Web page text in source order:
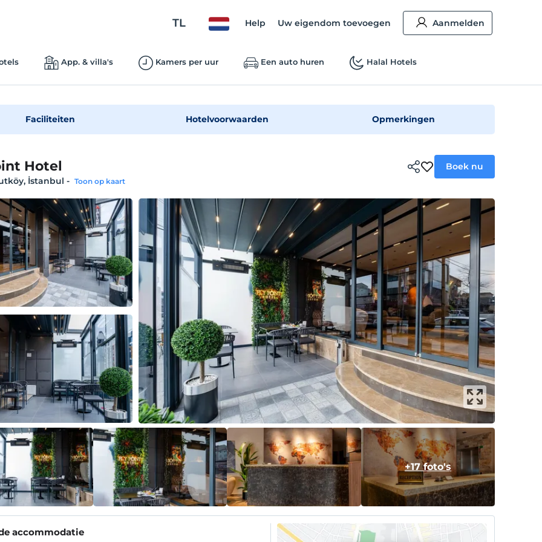
TL Help Uw eigendom toevoegen Aanmelden
App. & villa's Kamers per uur Een auto huren Halal Hotels
Faciliteiten Hotelvoorwaarden Opmerkingen
Hotel
İstanbul - Toon op kaart
Boek nu
+17 foto's
accommodatie